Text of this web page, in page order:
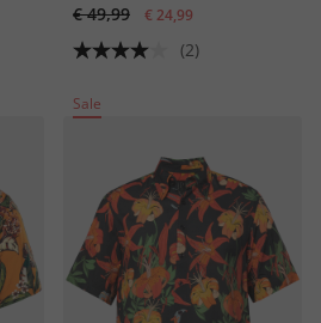
€ 49,99 € 24,99
(2)
Sale